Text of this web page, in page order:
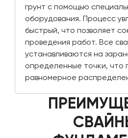
грунт с помощью
оборудования. Процесс
быстрый, что позволяет
проведения работ. Все
устанавливаются на
определенные точки, что
равномерное